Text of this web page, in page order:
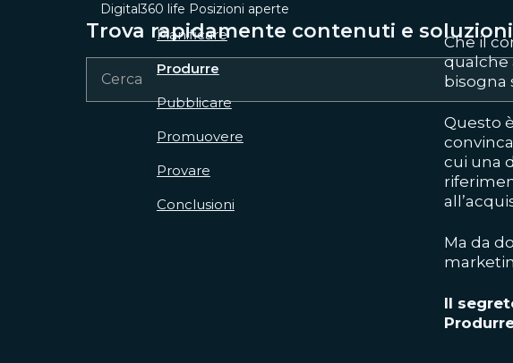
Digital360 life Posizioni aperte
Trova rapidamente contenuti e
Pianificare
Produrre
Pubblicare
Promuovere
Provare
Conclusioni
Che il
qualche
bisogna
Questo
cui una
Ma da
Il